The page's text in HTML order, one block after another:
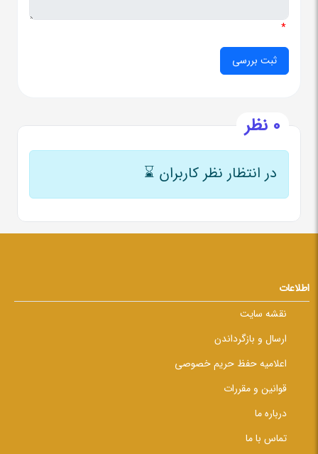
*
0 نظر
در انتظار نظر کاربران ⌛
اطلاعات
نقشه سایت
ارسال و بازگرداندن
اعلامیه حفظ حریم خصوصی
قوانین و مقررات
درباره ما
تماس با ما